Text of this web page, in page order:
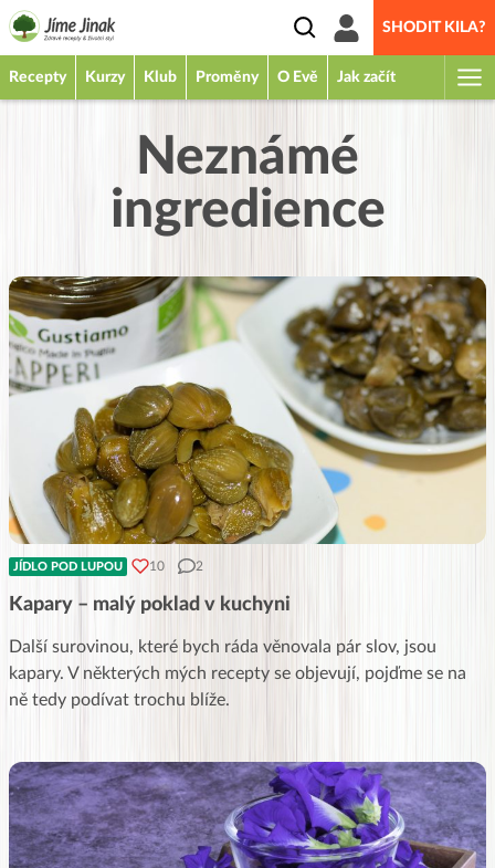
SHODIT KILA?
Recepty Kurzy Klub Proměny O Evě Jak začít
Neznámé
ingredience
JÍDLO POD LUPOU 10 2
Kapary – malý poklad v kuchyni
Další surovinou, které bych ráda věnovala pár slov, jsou
kapary. V některých mých recepty se objevují, pojďme se na
ně tedy podívat trochu blíže.